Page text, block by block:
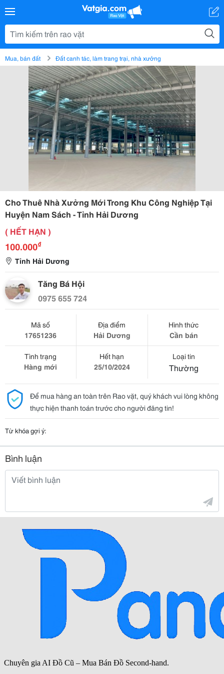
Mua, bán đất Đất canh tác, làm trang trại, nhà xưởng
Cho Thuê Nhà Xưởng Mới Trong Khu Công Nghiệp Tại
Huyện Nam Sách - Tỉnh Hải Dương
( HẾT HẠN )
100.000₫
Tỉnh Hải Dương
Tăng Bá Hội
0975 655 724
Mã số
17651236
Địa điểm
Hải Dương
Hình thức
Cần bán
Tình trạng
Hàng mới
Hết hạn
25/10/2024
Loại tin
Thường
Để mua hàng an toàn trên Rao vặt, quý khách vui lòng không
thực hiện thanh toán trước cho người đăng tin!
Từ khóa gợi ý:
Bình luận